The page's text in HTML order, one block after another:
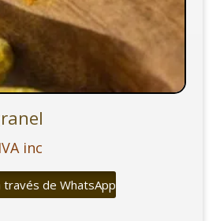
IVA inc
través de WhatsApp